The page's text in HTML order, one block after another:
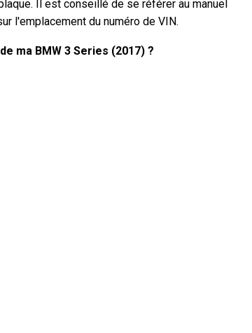
Il est conseillé de se référer au manuel
l'emplacement du numéro de VIN.
ma BMW 3 Series (2017) ?